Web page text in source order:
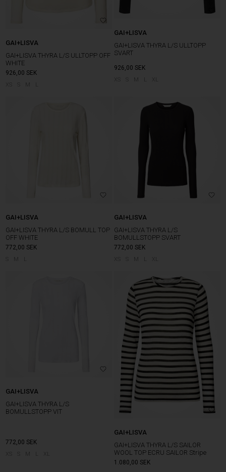
GAI+LISVA
GAI+LISVA THYRA L/S ULLTOPP OFF
WHITE
926,00 SEK
M L
GAI+LISVA
GAI+LISVA THYRA L/S ULLTOPP
SVART
926,00 SEK
M L XL
GAI+LISVA
GAI+LISVA THYRA L/S BOMULL TOP
OFF WHITE
772,00 SEK
M L
GAI+LISVA
GAI+LISVA THYRA L/S
BOMULLSTOPP SVART
772,00 SEK
M L XL
GAI+LISVA
GAI+LISVA THYRA L/S
BOMULLSTOPP VIT
772,00 SEK
M
GAI+LISVA
GAI+LISVA THYRA L/S SAILOR
WOOL TOP ECRU SAILOR Stripe
1.080,00 SEK